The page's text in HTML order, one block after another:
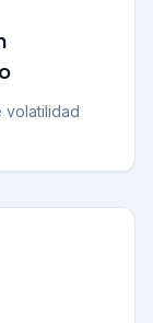
volatilidad